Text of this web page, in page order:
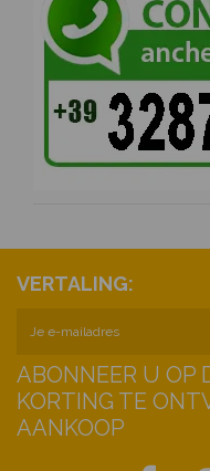
VERTALING:
ABONNEER U OP
KORTING TE
AANKOOP